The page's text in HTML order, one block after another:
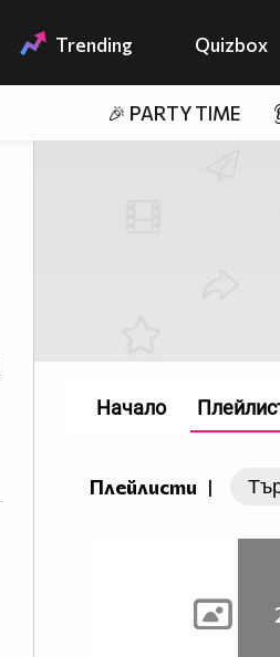
Trending Quizbox
🎉 PARTY TIME
Плейлисти |
Начало